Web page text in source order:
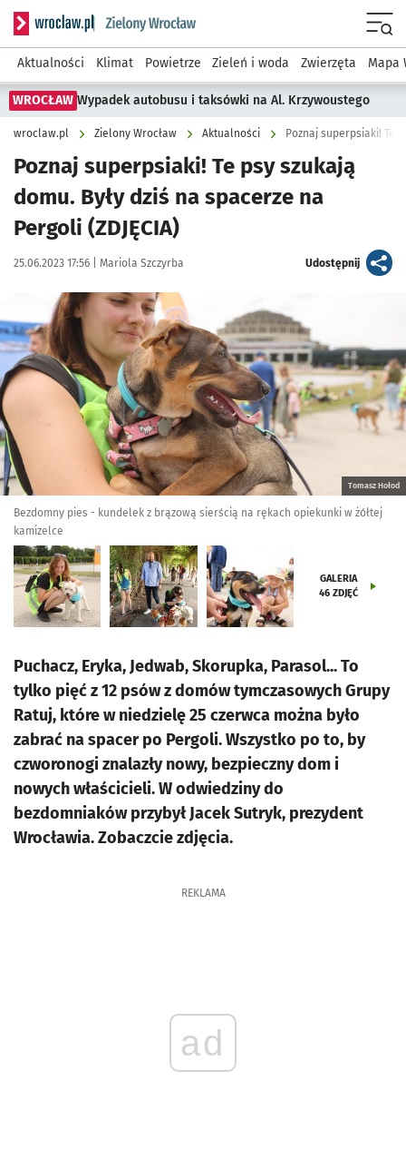
Serwis informacyjny wroclaw.pl podserwis: Środowisko we
Aktualności Klimat Powietrze Zieleń i woda Zwierzęta Mapa
WROCŁAW Wypadek autobusu i taksówki na Al. Krzywoustego
wroclaw.pl Zielony Wrocław Aktualności
Poznaj superpsiaki! Te psy szukają
domu. Były dziś na spacerze na
Pergoli (ZDJĘCIA)
Data publikacji:
25.06.2023 17:56 | Autor:
Mariola Szczyrba Udostępnijartykuł
Kliknij, aby zobaczyć galerię
Tomasz Hołod
Bezdomny pies - kundelek z brązową sierścią na rękach opiekunki w żółtej
kamizelce
GALERIA
46 ZDJĘĆ
Puchacz, Eryka, Jedwab, Skorupka, Parasol... To
tylko pięć z 12 psów z domów tymczasowych Grupy
Ratuj, które w niedzielę 25 czerwca można było
zabrać na spacer po Pergoli. Wszystko po to, by
czworonogi znalazły nowy, bezpieczny dom i
nowych właścicieli. W odwiedziny do
bezdomniaków przybył Jacek Sutryk, prezydent
Wrocławia. Zobaczcie zdjęcia.
REKLAMA
ad